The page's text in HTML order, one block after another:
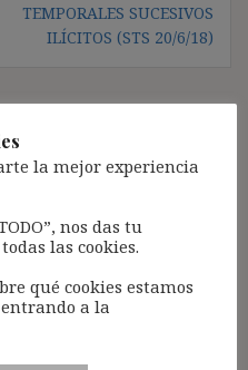
TEMPORALES SUCESIVOS
ILÍCITOS (STS 20/6/18)
no será publicada.
la mejor experiencia
nos das tu
las cookies.
qué cookies estamos
a la